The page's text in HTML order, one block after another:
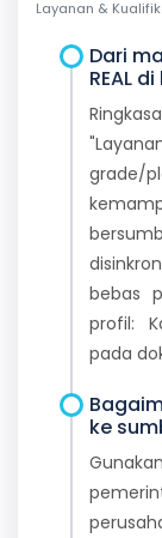
Layanan &
Dari
REAL
grade/
bebas
profil:
pada
ke